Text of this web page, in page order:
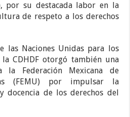
por su destacada labor en la
de respeto a los derechos
las Naciones Unidas para los
CDHDF otorgó también una
la Federación Mexicana de
(FEMU) por impulsar la
docencia de los derechos del